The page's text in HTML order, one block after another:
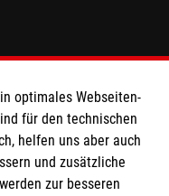
optimales Webseiten-
für den technischen
helfen uns aber auch
und zusätzliche
zur besseren